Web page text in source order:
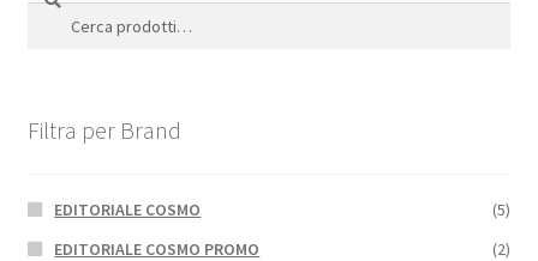
Cerca:
Filtra per Brand
EDITORIALE COSMO
(5)
EDITORIALE COSMO PROMO
(2)